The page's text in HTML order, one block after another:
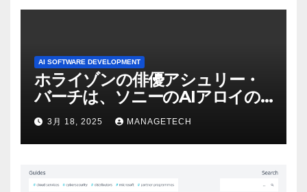
AI SOFTWARE DEVELOPMENT
ホライゾンの俳優アシュリー・
バーチは、ソニーのAIアロイの
ビデオを見て「ゲームパフォー
マンスという芸術形式に不安を
感じた」と語る – IGN
3月 18, 2025 MANAGETECH